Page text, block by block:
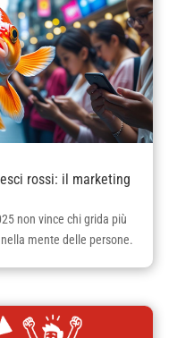
rossi: il marketing
non vince chi grida più
mente delle persone.